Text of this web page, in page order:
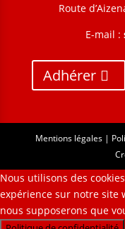
Route
E-mail :
Adhérer
Mentions légales |
Nous utilisons des
expérience sur notre site
nous supposerons que